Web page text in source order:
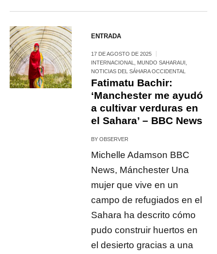
ENTRADA
17 DE AGOSTO DE 2025
INTERNACIONAL
MUNDO SAHARAUI
NOTICIAS DEL SÁHARA OCCIDENTAL
Fatimatu Bachir:
‘Manchester me ayudó
a cultivar verduras en
el Sahara’ – BBC News
BYOBSERVER
Michelle Adamson BBC
News, Mánchester Una
mujer que vive en un
campo de refugiados en el
Sahara ha descrito cómo
pudo construir huertos en
el desierto gracias a una